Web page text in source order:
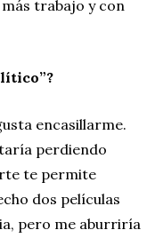
trabajo y con
encasillarme.
perdiendo
te permite
dos películas
pero me aburriría